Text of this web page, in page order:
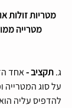
מטריות זולות
מטרייה
ג. תקציב - אחד
על סוג המטרייה
להדפיס עליה